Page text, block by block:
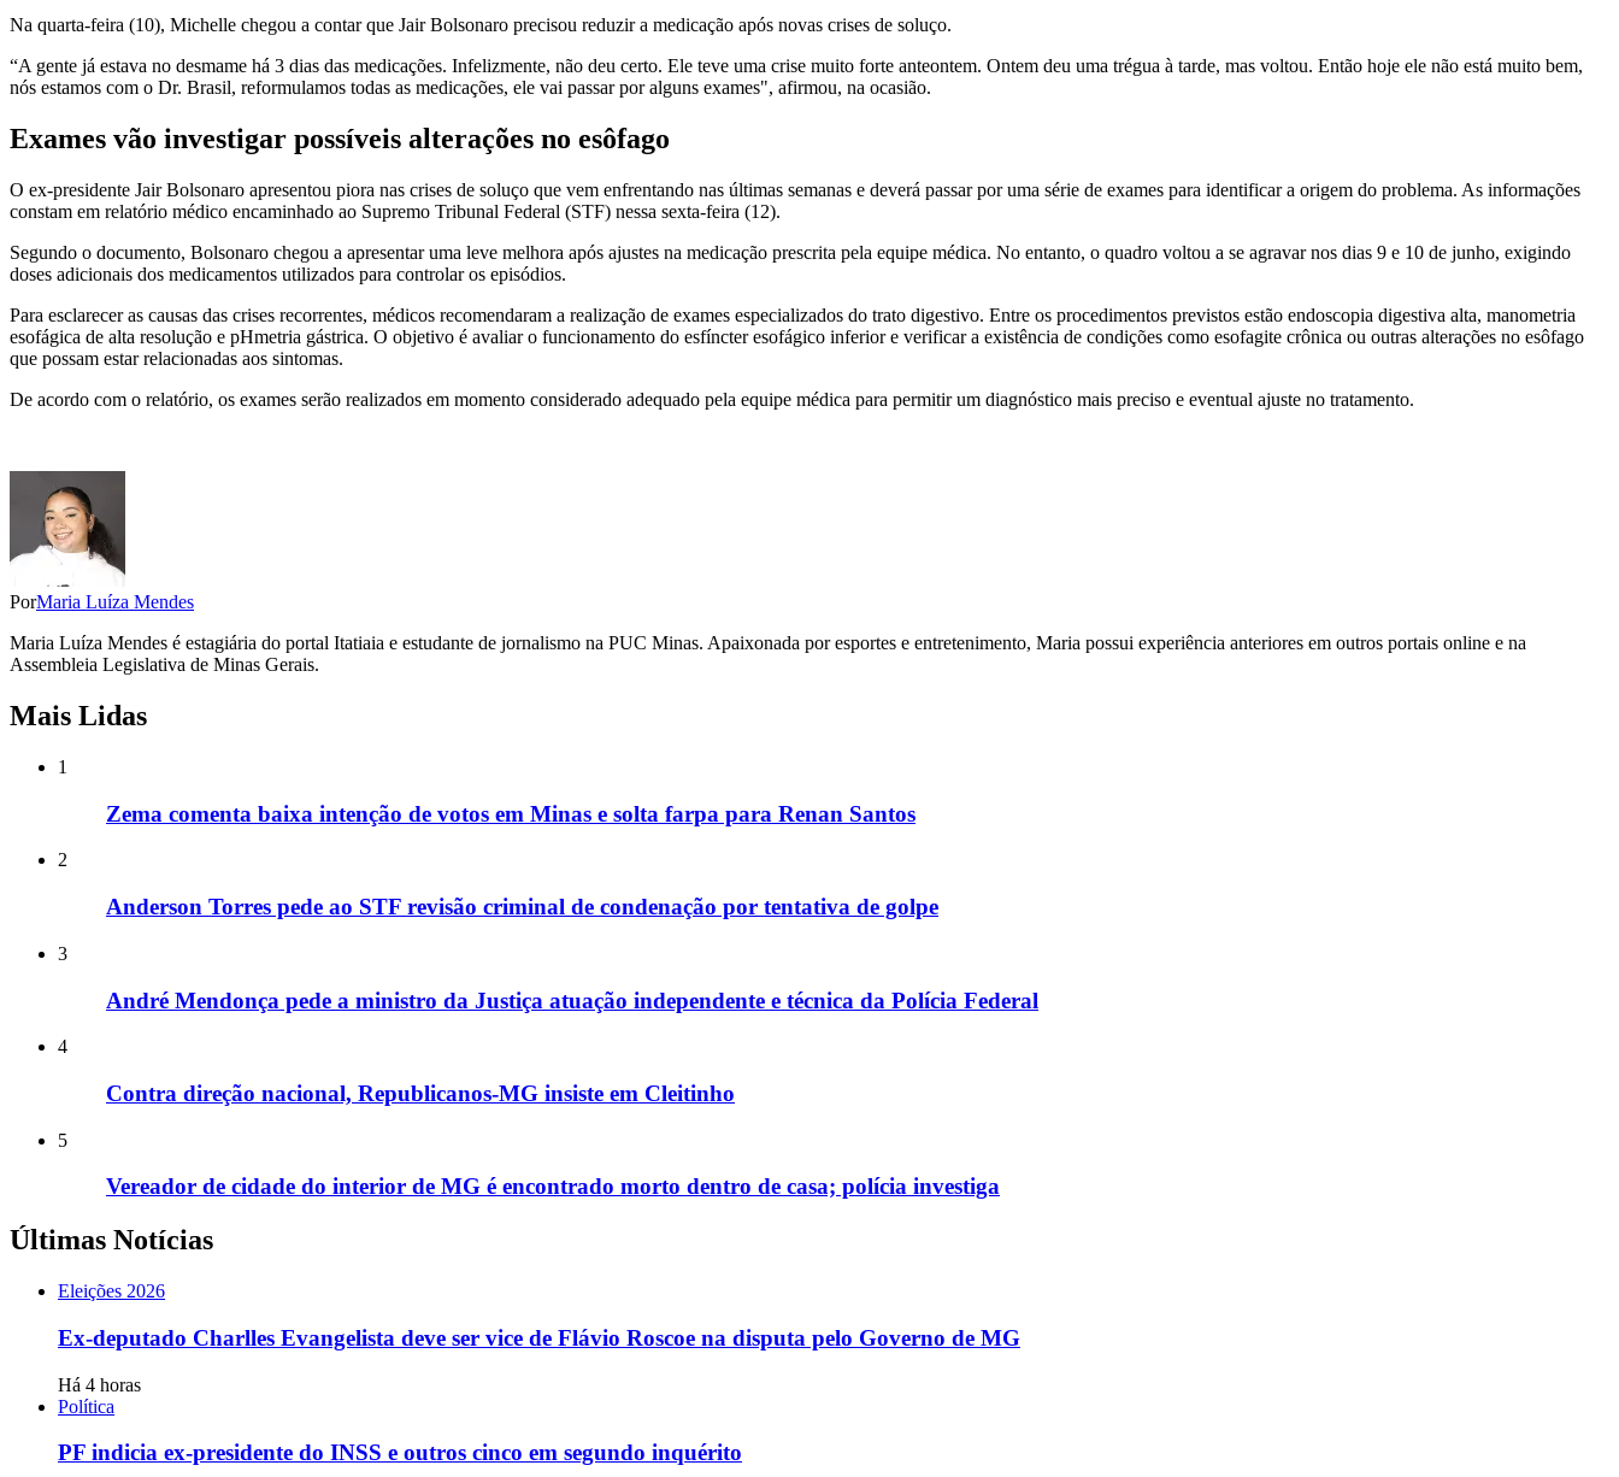
Na quarta-feira (10), Michelle chegou a contar que Jair Bolsonaro precisou reduzir a medicação após novas crises de soluço.
“A gente já estava no desmame há 3 dias das medicações. Infelizmente, não deu certo. Ele teve uma crise muito forte anteontem. Ontem deu uma trégua à tarde, mas voltou. Então hoje ele não está muito bem,
nós estamos com o Dr. Brasil, reformulamos todas as medicações, ele vai passar por alguns exames", afirmou, na ocasião.
Exames vão investigar possíveis alterações no esôfago
O ex-presidente Jair Bolsonaro apresentou piora nas crises de soluço que vem enfrentando nas últimas semanas e deverá passar por uma série de exames para identificar a origem do problema. As informações
constam em relatório médico encaminhado ao Supremo Tribunal Federal (STF) nessa sexta-feira (12).
Segundo o documento, Bolsonaro chegou a apresentar uma leve melhora após ajustes na medicação prescrita pela equipe médica. No entanto, o quadro voltou a se agravar nos dias 9 e 10 de junho, exigindo
doses adicionais dos medicamentos utilizados para controlar os episódios.
Para esclarecer as causas das crises recorrentes, médicos recomendaram a realização de exames especializados do trato digestivo. Entre os procedimentos previstos estão endoscopia digestiva alta, manometria
esofágica de alta resolução e pHmetria gástrica. O objetivo é avaliar o funcionamento do esfíncter esofágico inferior e verificar a existência de condições como esofagite crônica ou outras alterações no esôfago
que possam estar relacionadas aos sintomas.
De acordo com o relatório, os exames serão realizados em momento considerado adequado pela equipe médica para permitir um diagnóstico mais preciso e eventual ajuste no tratamento.
PorMaria Luíza Mendes
Maria Luíza Mendes é estagiária do portal Itatiaia e estudante de jornalismo na PUC Minas. Apaixonada por esportes e entretenimento, Maria possui experiência anteriores em outros portais online e na
Assembleia Legislativa de Minas Gerais.
Mais Lidas
1
Zema comenta baixa intenção de votos em Minas e solta farpa para Renan Santos
2
Anderson Torres pede ao STF revisão criminal de condenação por tentativa de golpe
3
André Mendonça pede a ministro da Justiça atuação independente e técnica da Polícia Federal
4
Contra direção nacional, Republicanos-MG insiste em Cleitinho
5
Vereador de cidade do interior de MG é encontrado morto dentro de casa; polícia investiga
Últimas Notícias
Eleições 2026
Ex-deputado Charlles Evangelista deve ser vice de Flávio Roscoe na disputa pelo Governo de MG
Há 4 horas
Política
PF indicia ex-presidente do INSS e outros cinco em segundo inquérito